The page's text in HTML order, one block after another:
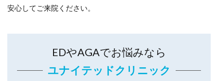
安心してご来院ください。
EDやAGAでお悩みなら
ユナイテッドクリニック